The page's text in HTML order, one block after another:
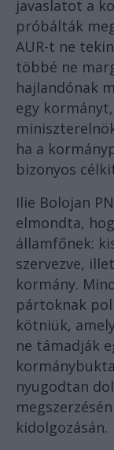
javaslatot a
próbálták
AUR-t ne
többé ne
hajlandónak
egy
ha a
bizonyos
Ilie Bolojan
elmondta,
államfőnek:
szervezve,
kormány.
pártoknak
kötniük,
ne támadják
nyugodtan
kidolgozásán.